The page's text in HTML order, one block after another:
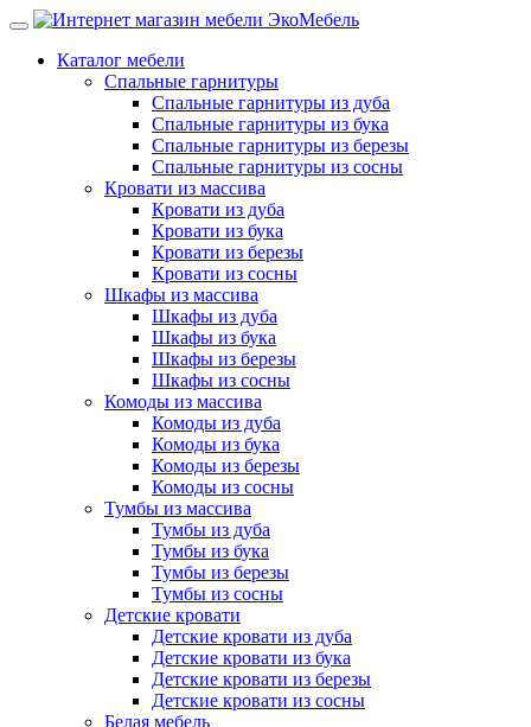
Каталог мебели
Спальные гарнитуры
Спальные гарнитуры из дуба
Спальные гарнитуры из бука
Спальные гарнитуры из березы
Спальные гарнитуры из сосны
Кровати из массива
Кровати из дуба
Кровати из бука
Кровати из березы
Кровати из сосны
Шкафы из массива
Шкафы из дуба
Шкафы из бука
Шкафы из березы
Шкафы из сосны
Комоды из массива
Комоды из дуба
Комоды из бука
Комоды из березы
Комоды из сосны
Тумбы из массива
Тумбы из дуба
Тумбы из бука
Тумбы из березы
Тумбы из сосны
Детские кровати
Детские кровати из дуба
Детские кровати из бука
Детские кровати из березы
Детские кровати из сосны
Белая мебель